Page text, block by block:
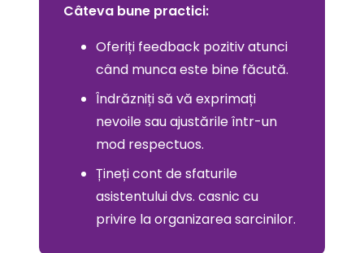
Câteva bune practici:
Oferiți feedback pozitiv atunci
când munca este bine făcută.
Îndrăzniți să vă exprimați
nevoile sau ajustările într-un
mod respectuos.
Țineți cont de sfaturile
asistentului dvs. casnic cu
privire la organizarea sarcinilor.